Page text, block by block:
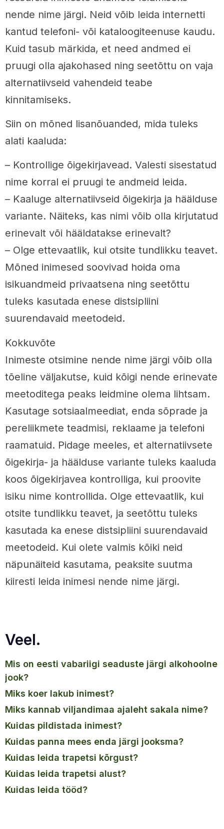
nende nime järgi. Neid võib leida internetti
kantud telefoni- või kataloogiteenuse kaudu.
Kuid tasub märkida, et need andmed ei
pruugi olla ajakohased ning seetõttu on vaja
alternatiivseid vahendeid teabe
kinnitamiseks.
Siin on mõned lisanõuanded, mida tuleks
alati kaaluda:
– Kontrollige õigekirjavead. Valesti sisestatud
nime korral ei pruugi te andmeid leida.
– Kaaluge alternatiivseid õigekirja ja häälduse
variante. Näiteks, kas nimi võib olla kirjutatud
erinevalt või hääldatakse erinevalt?
– Olge ettevaatlik, kui otsite tundlikku teavet.
Mõned inimesed soovivad hoida oma
isikuandmeid privaatsena ning seetõttu
tuleks kasutada enese distsipliini
suurendavaid meetodeid.
Kokkuvõte
Inimeste otsimine nende nime järgi võib olla
tõeline väljakutse, kuid kõigi nende erinevate
meetoditega peaks leidmine olema lihtsam.
Kasutage sotsiaalmeediat, enda sõprade ja
pereliikmete teadmisi, reklaame ja telefoni
raamatuid. Pidage meeles, et alternatiivsete
õigekirja- ja häälduse variante tuleks kaaluda
koos õigekirjavea kontrolliga, kui proovite
isiku nime kontrollida. Olge ettevaatlik, kui
otsite tundlikku teavet, ja seetõttu tuleks
kasutada ka enese distsipliini suurendavaid
meetodeid. Kui olete valmis kõiki neid
näpunäiteid kasutama, peaksite suutma
kiiresti leida inimesi nende nime järgi.
Veel.
mis on eesti vabariigi seaduste järgi alkohoolne
jook?
miks koer lakub inimest?
miks kannab viljandimaa ajaleht sakala nime?
kuidas pildistada inimest?
kuidas panna mees enda järgi jooksma?
kuidas leida trapetsi kõrgust?
kuidas leida trapetsi alust?
kuidas leida tööd?